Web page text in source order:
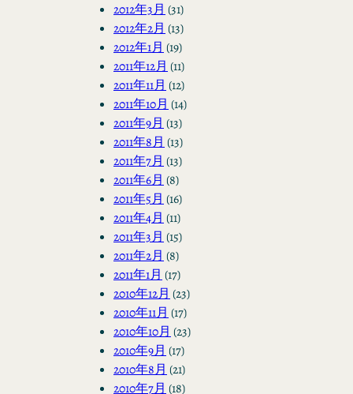
2012年3月 (31)
2012年2月 (13)
2012年1月 (19)
2011年12月 (11)
2011年11月 (12)
2011年10月 (14)
2011年9月 (13)
2011年8月 (13)
2011年7月 (13)
2011年6月 (8)
2011年5月 (16)
2011年4月 (11)
2011年3月 (15)
2011年2月 (8)
2011年1月 (17)
2010年12月 (23)
2010年11月 (17)
2010年10月 (23)
2010年9月 (17)
2010年8月 (21)
2010年7月 (18)